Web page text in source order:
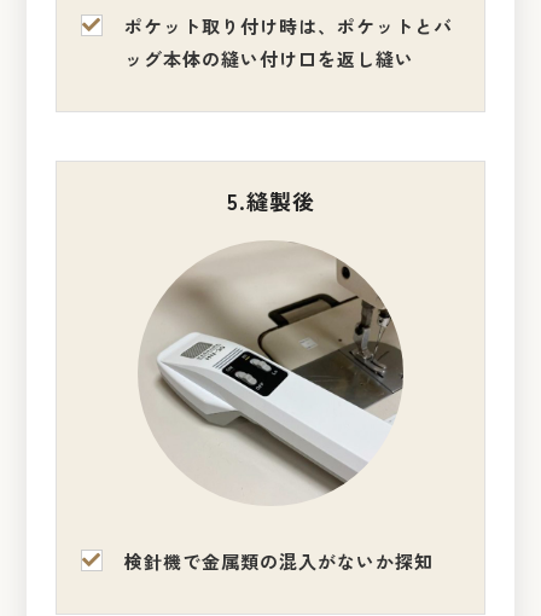
ポケット取り付け時は、ポケットとバ
ッグ本体の縫い付け口を返し縫い
5.縫製後
検針機で金属類の混入がないか探知